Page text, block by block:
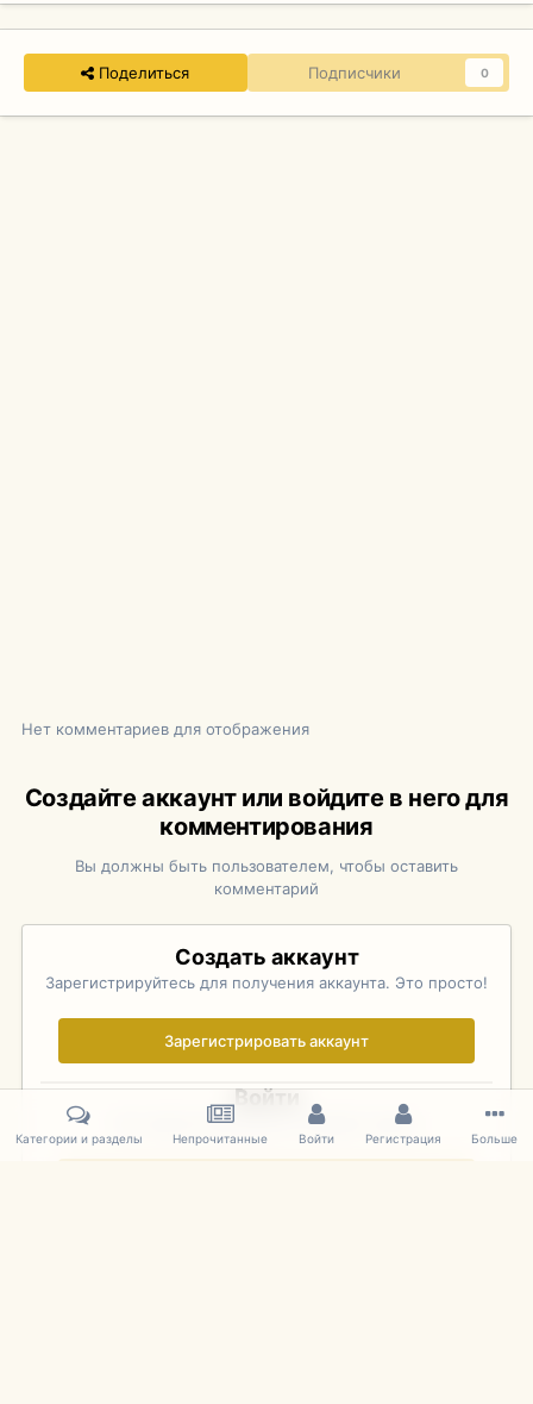
Поделиться Подписчики 0
Нет комментариев для отображения
Создайте аккаунт или войдите в него для
комментирования
Вы должны быть пользователем, чтобы оставить
комментарий
Создать аккаунт
Зарегистрируйтесь для получения аккаунта. Это просто!
Зарегистрировать аккаунт
Войти
Уже зарегистрированы? Войдите здесь.
Категории и разделы Непрочитанные Войти Регистрация Больше